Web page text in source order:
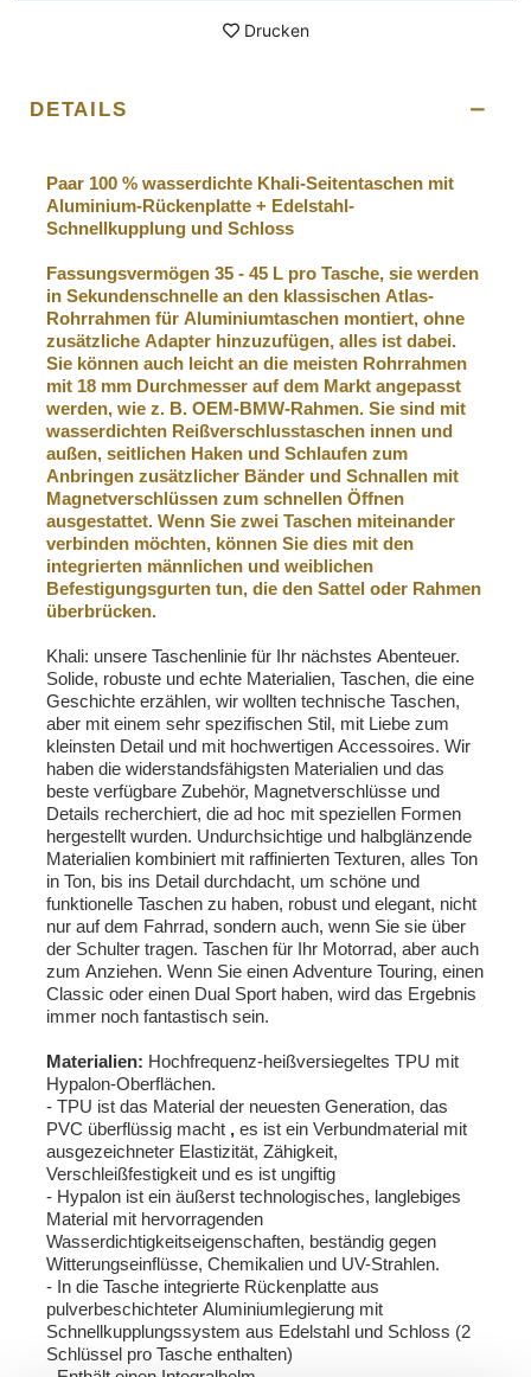
Drucken
DETAILS
Paar 100 % wasserdichte Khali-Seitentaschen mit
Aluminium-Rückenplatte + Edelstahl-
Schnellkupplung und Schloss
Fassungsvermögen 35 - 45 L pro Tasche, sie werden
in Sekundenschnelle an den klassischen Atlas-
Rohrrahmen für Aluminiumtaschen montiert, ohne
zusätzliche Adapter hinzuzufügen, alles ist dabei.
Sie können auch leicht an die meisten Rohrrahmen
mit 18 mm Durchmesser auf dem Markt angepasst
werden, wie z. B. OEM-BMW-Rahmen. Sie sind mit
wasserdichten Reißverschlusstaschen innen und
außen, seitlichen Haken und Schlaufen zum
Anbringen zusätzlicher Bänder und Schnallen mit
Magnetverschlüssen zum schnellen Öffnen
ausgestattet. Wenn Sie zwei Taschen miteinander
verbinden möchten, können Sie dies mit den
integrierten männlichen und weiblichen
Befestigungsgurten tun, die den Sattel oder Rahmen
überbrücken.
Khali: unsere Taschenlinie für Ihr nächstes Abenteuer.
Solide, robuste und echte Materialien, Taschen, die eine
Geschichte erzählen, wir wollten technische Taschen,
aber mit einem sehr spezifischen Stil, mit Liebe zum
kleinsten Detail und mit hochwertigen Accessoires. Wir
haben die widerstandsfähigsten Materialien und das
beste verfügbare Zubehör, Magnetverschlüsse und
Details recherchiert, die ad hoc mit speziellen Formen
hergestellt wurden. Undurchsichtige und halbglänzende
Materialien kombiniert mit raffinierten Texturen, alles Ton
in Ton, bis ins Detail durchdacht, um schöne und
funktionelle Taschen zu haben, robust und elegant, nicht
nur auf dem Fahrrad, sondern auch, wenn Sie sie über
der Schulter tragen. Taschen für Ihr Motorrad, aber auch
zum Anziehen. Wenn Sie einen Adventure Touring, einen
Classic oder einen Dual Sport haben, wird das Ergebnis
immer noch fantastisch sein.
Materialien: Hochfrequenz-heißversiegeltes TPU mit
Hypalon-Oberflächen.
- TPU ist das Material der neuesten Generation, das
PVC überflüssig macht , es ist ein Verbundmaterial mit
ausgezeichneter Elastizität, Zähigkeit,
Verschleißfestigkeit und es ist ungiftig
- Hypalon ist ein äußerst technologisches, langlebiges
Material mit hervorragenden
Wasserdichtigkeitseigenschaften, beständig gegen
Witterungseinflüsse, Chemikalien und UV-Strahlen.
- In die Tasche integrierte Rückenplatte aus
pulverbeschichteter Aluminiumlegierung mit
Schnellkupplungssystem aus Edelstahl und Schloss (2
Schlüssel pro Tasche enthalten)